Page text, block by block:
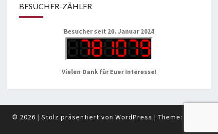
BESUCHER-ZÄHLER
Besucher seit 20. Januar 2024
Vielen Dank für Euer Interesse!
© 2026 | Stolz präsentiert von WordPress | Theme: